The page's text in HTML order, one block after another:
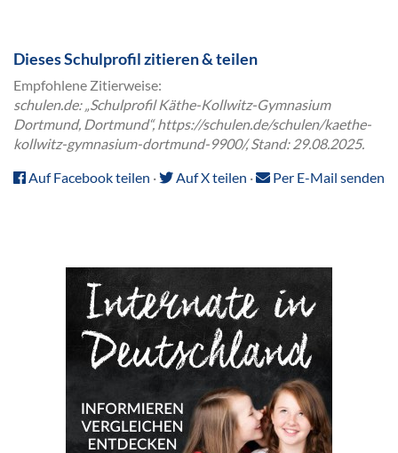
Dieses Schulprofil zitieren & teilen
Empfohlene Zitierweise:
schulen.de: „Schulprofil Käthe-Kollwitz-Gymnasium
Dortmund, Dortmund“, https://schulen.de/schulen/kaethe-
kollwitz-gymnasium-dortmund-9900/, Stand: 29.08.2025.
Auf Facebook teilen · Auf X teilen · Per E-Mail senden